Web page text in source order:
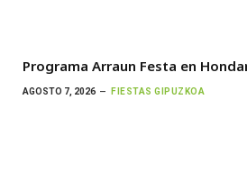
Programa Arraun Festa en
AGOSTO 7, 2026 FIESTAS GIPUZKOA